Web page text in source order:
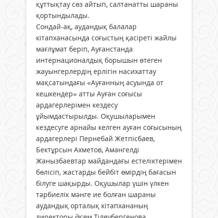
құттықтау сөз айтып, салтанатты шараны
қортындылады.
Сондай-ақ, аудандық балалар
кітапханасында соғыстың қасіреті жайлы
мағлұмат беріп, Ауғанстанда
интернационалдық борышын өтеген
жауынгерлердің ерлігін насихаттау
мақсатындағы «Ауғанның асуында от
кешкендер» атты Ауған соғысы
ардагерлерімен кездесу
ұйымдастырылды. Оқушыларымен
кездесуге арнайы келген ауған соғысының
ардагерлері Пернебай Жетпісбаев,
Бектұрсын Ахметов, Амангелді
Жанызбаевтар майдандағы естеліктерімен
бөлісіп, жастарды бейбіт өмірдің бағасын
білуге шақырды. Оқушылар үшін үлкен
тәрбиелік мәнге ие болған шараны
аудандық орталық кітапхананың